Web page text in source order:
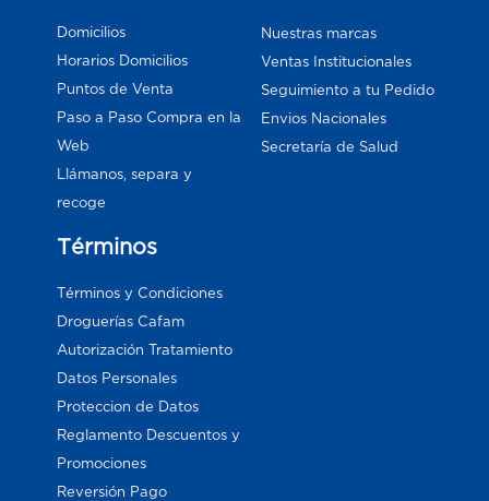
Domicilios
Horarios Domicilios
Puntos de Venta
Paso a Paso Compra en la
Web
Llámanos, separa y
recoge
Nuestras marcas
Ventas Institucionales
Seguimiento a tu Pedido
Envios Nacionales
Secretaría de Salud
Términos
Términos y Condiciones
Droguerías Cafam
Autorización Tratamiento
Datos Personales
Proteccion de Datos
Reglamento Descuentos y
Promociones
Reversión Pago